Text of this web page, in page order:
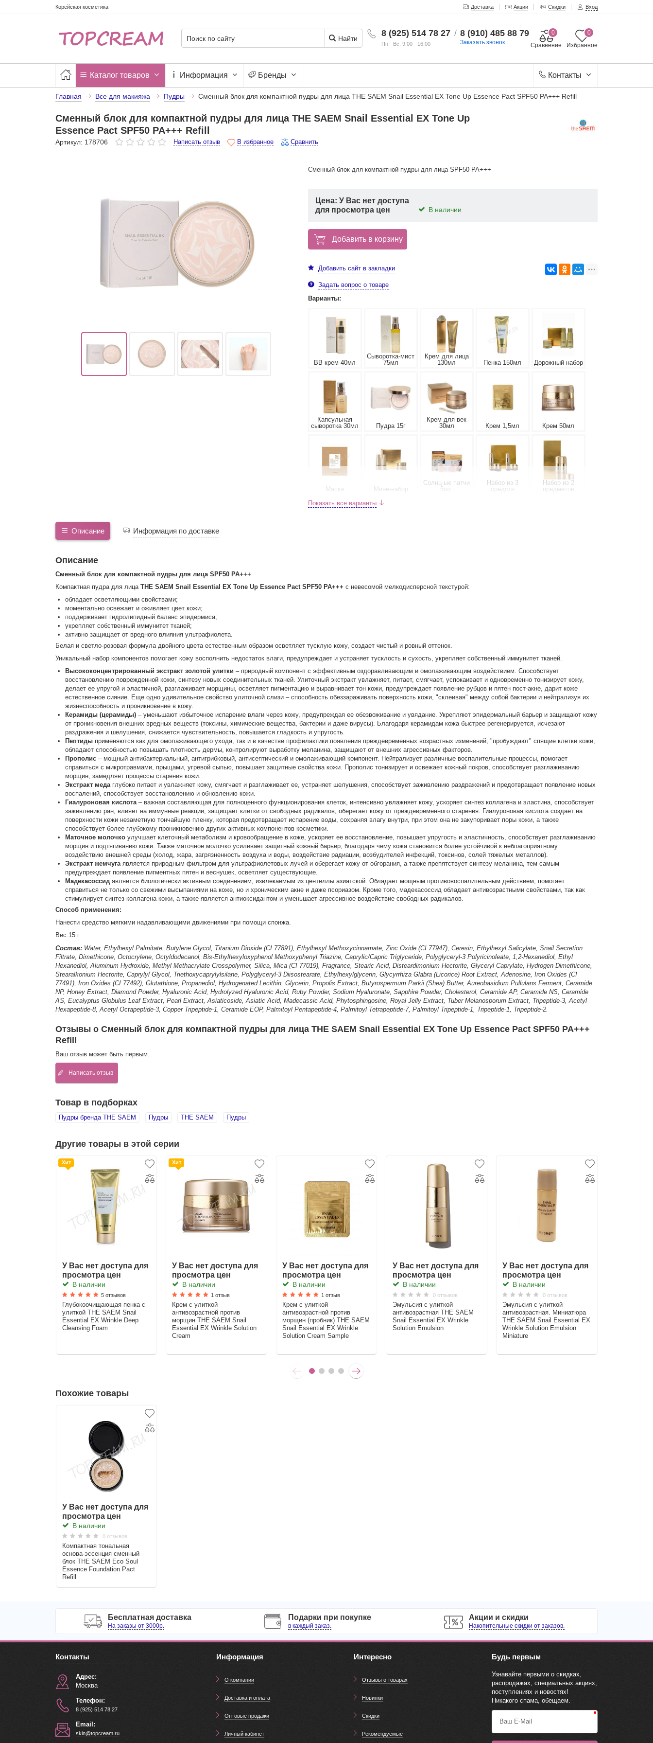
Корейская косметика Доставка Акции Скидки Вход
8 (925) 514 78 27
Пн - Вс: 9:00 - 16:00
/ 8 (910) 485 88 79
Заказать звонок Избранное
0
Сравнение
0
Найти
Каталог товаров Информация Бренды Контакты
Главная Все для макияжа Пудры Сменный блок для компактной пудры для лица THE SAEM Snail Essential EX Tone Up Essence Pact SPF50 PA+++ Refill
Сменный блок для компактной пудры для лица THE SAEM Snail Essential EX Tone Up
Essence Pact SPF50 PA+++ Refill
Артикул: 178706 Написать отзыв В избранное Сравнить
Сменный блок для компактной пудры для лица SPF50 PA+++
Цена: У Вас нет доступа
для просмотра цен
В наличии
Добавить в корзину
Добавить сайт в закладки
Задать вопрос о товаре
Варианты:
BB крем 40мл
Сыворотка-мист
75мл
Крем для лица
130мл
Пенка 150мл Дорожный набор
Капсульная
сыворотка 30мл
Пудра 15г
Крем для век
30мл
Крем 1,5мл Крем 50мл
Маска Мини-набор
Солнц-ые патчи
5шт.
Набор из 3
средств
Набор из 2
предметов
Показать все варианты
Описание Информация по доставке
Описание
Сменный блок для компактной пудры для лица SPF50 PA+++
Компактная пудра для лица THE SAEM Snail Essential EX Tone Up Essence Pact SPF50 PA+++ с невесомой мелкодисперсной текстурой:
обладает осветляющими свойствами;
моментально освежает и оживляет цвет кожи;
поддерживает гидролипидный баланс эпидермиса;
укрепляет собственный иммунитет тканей;
активно защищает от вредного влияния ультрафиолета.
Белая и светло-розовая формула двойного цвета естественным образом осветляет тусклую кожу, создает чистый и ровный оттенок.
Уникальный набор компонентов помогает кожу восполнить недостаток влаги, предупреждает и устраняет тусклость и сухость, укрепляет собственный иммунитет тканей.
Высококонцентрированный экстракт золотой улитки – природный компонент с эффективным оздоравливающим и омолаживающим воздействием. Способствует
восстановлению поврежденной кожи, синтезу новых соединительных тканей. Улиточный экстракт увлажняет, питает, смягчает, успокаивает и одновременно тонизирует кожу,
делает ее упругой и эластичной, разглаживает морщины, осветляет пигментацию и выравнивает тон кожи, предупреждает появление рубцов и пятен пост-акне, дарит коже
естественное сияние. Еще одно удивительное свойство улиточной слизи – способность обеззараживать поверхность кожи, "склеивая" между собой бактерии и нейтрализуя их
жизнеспособность и проникновение в кожу.
Керамиды (церамиды)– уменьшают избыточное испарение влаги через кожу, предупреждая ее обезвоживание и увядание. Укрепляют эпидермальный барьер и защищают кожу
от проникновения внешних вредных веществ (токсины, химические вещества, бактерии и даже вирусы). Благодаря керамидам кожа быстрее регенерируется, исчезают
раздражения и шелушения, снижается чувствительность, повышается гладкость и упругость.
Пептидыприменяются как для омолаживающего ухода, так и в качестве профилактики появления преждевременных возрастных изменений, "пробуждают" спящие клетки кожи,
обладают способностью повышать плотность дермы, контролируют выработку меланина, защищают от внешних агрессивных факторов.
Прополис– мощный антибактериальный, антигрибковый, антисептический и омолаживающий компонент. Нейтрализует различные воспалительные процессы, помогает
справиться с микротравмами, прыщами, угревой сыпью, повышает защитные свойства кожи. Прополис тонизирует и освежает кожный покров, способствует разглаживанию
морщин, замедляет процессы старения кожи.
Экстракт медаглубоко питает и увлажняет кожу, смягчает и разглаживает ее, устраняет шелушения, способствует заживлению раздражений и предотвращает появление новых
воспалений, способствует восстановлению и обновлению кожи.
Гиалуроновая кислота– важная составляющая для полноценного функционирования клеток, интенсивно увлажняет кожу, ускоряет синтез коллагена и эластина, способствует
заживлению ран, влияет на иммунные реакции, защищает клетки от свободных радикалов, оберегает кожу от преждевременного старения. Гиалуроновая кислота создает на
поверхности кожи незаметную тончайшую пленку, которая предотвращает испарение воды, сохраняя влагу внутри, при этом она не закупоривает поры кожи, а также
способствует более глубокому проникновению других активных компонентов косметики.
Маточное молочкоулучшает клеточный метаболизм и кровообращение в коже, ускоряет ее восстановление, повышает упругость и эластичность, способствует разглаживанию
морщин и подтягиванию кожи. Также маточное молочко усиливает защитный кожный барьер, благодаря чему кожа становится более устойчивой к неблагоприятному
воздействию внешней среды (холод, жара, загрязненность воздуха и воды, воздействие радиации, возбудителей инфекций, токсинов, солей тяжелых металлов).
Экстракт жемчуга является природным фильтром для ультрафиолетовых лучей и оберегает кожу от обгорания, а также препятствует синтезу меланина, тем самым
предупреждает появление пигментных пятен и веснушек, осветляет существующие.
Мадекасоссидявляется биологически активным соединением, извлекаемым из центеллы азиатской. Обладает мощным противовоспалительным действием, помогает
справиться не только со свежими высыпаниями на коже, но и хроническим акне и даже псориазом. Кроме того, мадекасоссид обладает антивозрастными свойствами, так как
стимулирует синтез коллагена кожи, а также является антиоксидантом и уменьшает агрессивное воздействие свободных радикалов.
Способ применения:
Нанести средство мягкими надавливающими движениями при помощи спонжа.
Вес:15 г
Состав: Water, Ethylhexyl Palmitate, Butylene Glycol, Titanium Dioxide (CI 77891), Ethylhexyl Methoxycinnamate, Zinc Oxide (CI 77947), Ceresin, Ethylhexyl Salicylate, Snail Secretion
Filtrate, Dimethicone, Octocrylene, Octyldodecanol, Bis-Ethylhexyloxyphenol Methoxyphenyl Triazine, Caprylic/Capric Triglyceride, Polyglyceryl-3 Polyricinoleate, 1,2-Hexanediol, Ethyl
Hexanediol, Aluminum Hydroxide, Methyl Methacrylate Crosspolymer, Silica, Mica (CI 77019), Fragrance, Stearic Acid, Disteardimonium Hectorite, Glyceryl Caprylate, Hydrogen Dimethicone,
Stearalkonium Hectorite, Caprylyl Glycol, Triethoxycaprylylsilane, Polyglyceryl-3 Diisostearate, Ethylhexylglycerin, Glycyrrhiza Glabra (Licorice) Root Extract, Adenosine, Iron Oxides (CI
77491), Iron Oxides (CI 77492), Glutathione, Propanediol, Hydrogenated Lecithin, Glycerin, Propolis Extract, Butyrospermum Parkii (Shea) Butter, Aureobasidium Pullulans Ferment, Ceramide
NP, Honey Extract, Diamond Powder, Hyaluronic Acid, Hydrolyzed Hyaluronic Acid, Ruby Powder, Sodium Hyaluronate, Sapphire Powder, Cholesterol, Ceramide AP, Ceramide NS, Ceramide
AS, Eucalyptus Globulus Leaf Extract, Pearl Extract, Asiaticoside, Asiatic Acid, Madecassic Acid, Phytosphingosine, Royal Jelly Extract, Tuber Melanosporum Extract, Tripeptide-3, Acetyl
Hexapeptide-8, Acetyl Octapeptide-3, Copper Tripeptide-1, Ceramide EOP, Palmitoyl Pentapeptide-4, Palmitoyl Tetrapeptide-7, Palmitoyl Tripeptide-1, Tripeptide-1, Tripeptide-2.
Отзывы о Сменный блок для компактной пудры для лица THE SAEM Snail Essential EX Tone Up Essence Pact SPF50 PA+++
Refill
Ваш отзыв может быть первым.
Написать отзыв
Товар в подборках
Пудры бренда THE SAEM Пудры THE SAEM Пудры
Другие товары в этой серии
Хит
У Вас нет доступа для
просмотра цен
В наличии
5 отзывов
Глубокоочищающая пенка с
улиткой THE SAEM Snail
Essential EX Wrinkle Deep
Cleansing Foam
Хит
У Вас нет доступа для
просмотра цен
В наличии
1 отзыв
Крем с улиткой
антивозрастной против
морщин THE SAEM Snail
Essential EX Wrinkle Solution
Cream
У Вас нет доступа для
просмотра цен
В наличии
1 отзыв
Крем с улиткой
антивозрастной против
морщин (пробник) THE SAEM
Snail Essential EX Wrinkle
Solution Cream Sample
У Вас нет доступа для
просмотра цен
В наличии
0 отзывов
Эмульсия с улиткой
антивозрастная THE SAEM
Snail Essential EX Wrinkle
Solution Emulsion
У Вас нет доступа для
просмотра цен
В наличии
0 отзывов
Эмульсия с улиткой
антивозрастная. Миниатюра
THE SAEM Snail Essential EX
Wrinkle Solution Emulsion
Miniature
Похожие товары
У Вас нет доступа для
просмотра цен
В наличии
0 отзывов
Компактная тональная
основа-эссенция сменный
блок THE SAEM Eco Soul
Essence Foundation Pact
Refill
Бесплатная доставка
На заказы от 3000р.
Подарки при покупке
в каждый заказ.
Акции и скидки
Накопительные скидки от заказов.
Контакты
Адрес:
Москва
Телефон:
8 (925) 514 78 27
Email:
skin@topcream.ru
Информация
О компании
Доставка и оплата
Оптовые продажи
Личный кабинет
Интересно
Отзывы о товарах
Новинки
Скидки
Рекомендуемые
Будь первым
Узнавайте первыми о скидках,
распродажах, специальных акциях,
поступлениях и новостях!
Никакого спама, обещаем.
Ваш E-Mail